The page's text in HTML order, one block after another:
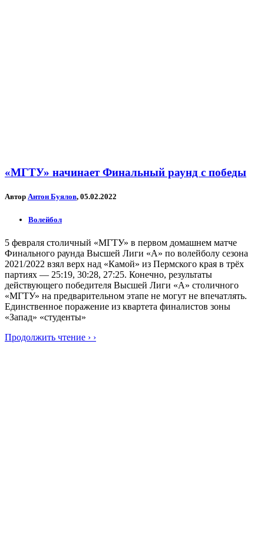
«МГТУ» начинает Финальный раунд с победы
Автор Антон Буялов, 05.02.2022
Волейбол
5 февраля столичный «МГТУ» в первом домашнем матче
Финального раунда Высшей Лиги «А» по волейболу сезона
2021/2022 взял верх над «Камой» из Пермского края в трёх
партиях — 25:19, 30:28, 27:25. Конечно, результаты
действующего победителя Высшей Лиги «А» столичного
«МГТУ» на предварительном этапе не могут не впечатлять.
Единственное поражение из квартета финалистов зоны
«Запад» «студенты»
Продолжить чтение › ›